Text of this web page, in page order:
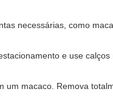
necessárias, como
e use
macaco. Remova